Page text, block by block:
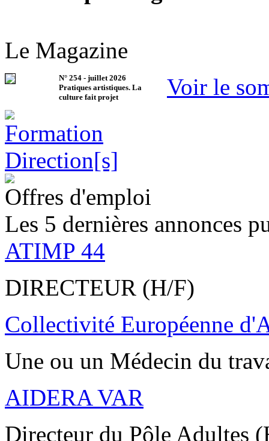
Le Magazine
N° 254 - juillet 2026
Pratiques artistiques. La
culture fait projet
Voir le
Offres d'emploi
Les 5 dernières annonces
ATIMP 44
DIRECTEUR (H/F)
Collectivité Européenne
Une ou un Médecin du
AIDERA VAR
Directeur du Pôle Adultes